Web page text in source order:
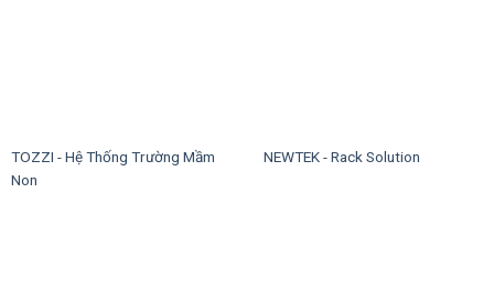
TOZZI - Hệ Thống Trường Mầm
Non
NEWTEK - Rack Solution